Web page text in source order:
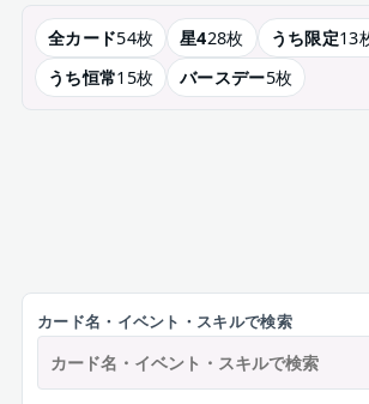
全カード54枚 星428枚 うち限定13
うち恒常15枚 バースデー5枚
カード名・イベント・スキルで検索